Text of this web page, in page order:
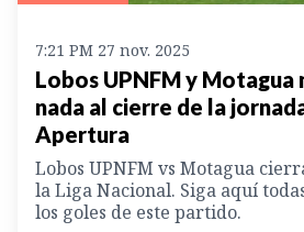
7:21 PM 27 nov. 2025
Lobos UPNFM y Motagua
nada al cierre de la
Apertura
Lobos UPNFM vs Motagua
la Liga Nacional. Siga aquí
los goles de este partido.